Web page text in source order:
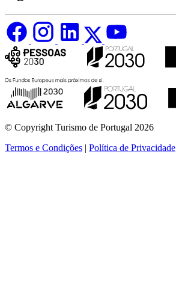
© Copyright Turismo de Portugal 2026
Termos e Condições | Política de Privacidade